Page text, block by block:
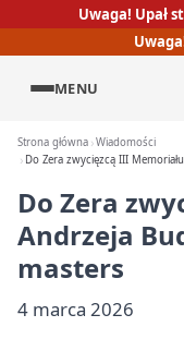
Uwaga! Upał
MENU
Strona główna Wiadomości
Do Zera zwycięzcą III
Do Zera
Andrzeja
masters
4 marca 2026